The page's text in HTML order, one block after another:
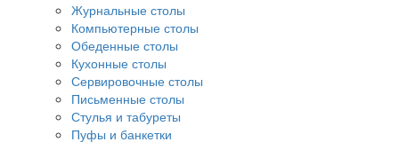
Журнальные столы
Компьютерные столы
Обеденные столы
Кухонные столы
Сервировочные столы
Письменные столы
Стулья и табуреты
Пуфы и банкетки